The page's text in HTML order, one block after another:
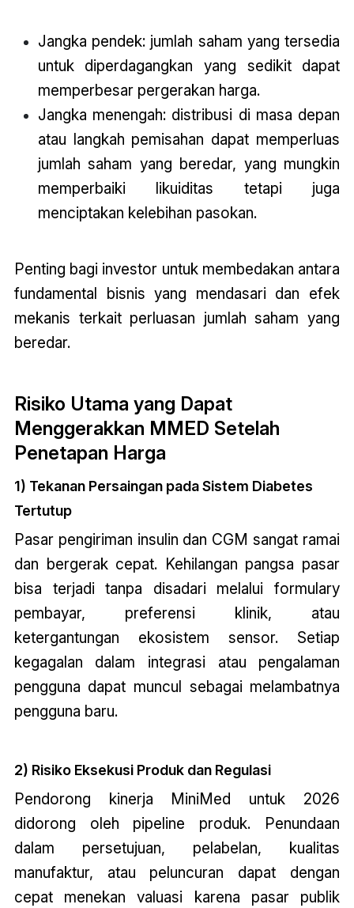
Jangka pendek: jumlah saham yang tersedia
untuk diperdagangkan yang sedikit dapat
memperbesar pergerakan harga.
Jangka menengah: distribusi di masa depan
atau langkah pemisahan dapat memperluas
jumlah saham yang beredar, yang mungkin
memperbaiki likuiditas tetapi juga
menciptakan kelebihan pasokan.
Penting bagi investor untuk membedakan antara
fundamental bisnis yang mendasari dan efek
mekanis terkait perluasan jumlah saham yang
beredar.
Risiko Utama yang Dapat
Menggerakkan MMED Setelah
Penetapan Harga
1) Tekanan Persaingan pada Sistem Diabetes
Tertutup
Pasar pengiriman insulin dan CGM sangat ramai
dan bergerak cepat. Kehilangan pangsa pasar
bisa terjadi tanpa disadari melalui formulary
pembayar, preferensi klinik, atau
ketergantungan ekosistem sensor. Setiap
kegagalan dalam integrasi atau pengalaman
pengguna dapat muncul sebagai melambatnya
pengguna baru.
2) Risiko Eksekusi Produk dan Regulasi
Pendorong kinerja MiniMed untuk 2026
didorong oleh pipeline produk. Penundaan
dalam persetujuan, pelabelan, kualitas
manufaktur, atau peluncuran dapat dengan
cepat menekan valuasi karena pasar publik